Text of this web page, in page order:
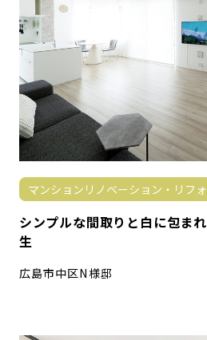
マンションリノベーション・リフ
シンプルな間取りと白に包ま
生
広島市中区N様邸